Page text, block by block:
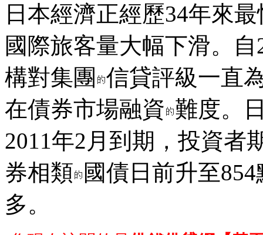
日本經濟正經歷34年來最
國際旅客量大幅下滑。
構對集團 信貸評級一直
在債券市場融資 難度。
2011年2月到期，投資者
券相類 國債日前升至
多。